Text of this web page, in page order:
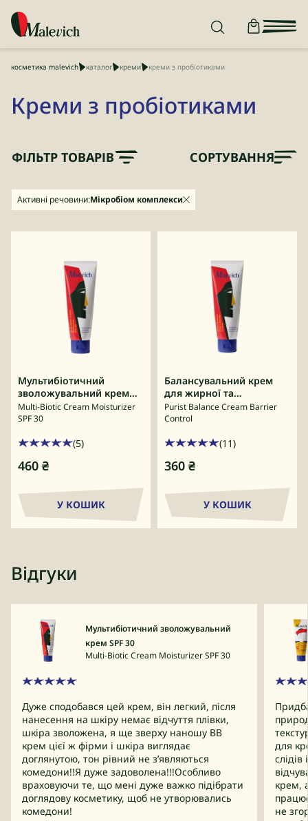
косметика malevich каталог креми креми з пробіотиками
Креми з пробіотиками
ФІЛЬТР ТОВАРІВ СОРТУВАННЯ
Активні речовини:Мікробіом комплекси
Мультибіотичний
зволожувальний крем
SPF 30
Multi-Biotic Cream Moisturizer
SPF 30
(5)
460 ₴
У КОШИК
Балансувальний крем
для жирної та
проблемної шкіри
Purist Balance Cream Barrier
Control
(11)
360 ₴
У КОШИК
Відгуки
Мультибіотичний зволожувальний
крем SPF 30
Multi-Biotic Cream Moisturizer SPF 30
Дуже сподобався цей крем, він легкий, після
нанесення на шкіру немає відчуття плівки,
шкіра зволожена, я ще зверху наношу ВВ
крем цієї ж фірми і шкіра виглядає
доглянутою, тон рівний не зʼявляються
комедони!!Я дуже задоволена!!!Особливо
враховуючи те, що мені дуже важко підібрати
доглядову косметику, щоб не утворювались
комедони!
для
крем,
не